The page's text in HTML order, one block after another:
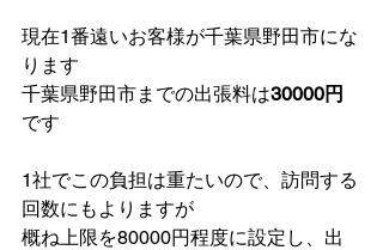
現在1番遠いお客様が千葉県野田市にな
ります
千葉県野田市までの出張料は30000円
です
1社でこの負担は重たいので、訪問する
回数にもよりますが
概ね上限を80000円程度に設定し、出